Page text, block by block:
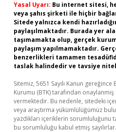
Yasal Uyarı: Bu internet sitesi,
veya şahıs şirketi ile hiçbir
Sitede yalnızca kendi
paylaşılmaktadır. Burada yer
taşımamakta olup, gerçek
paylaşım yapılmamaktadır.
benzerlikleri tamamen
taslak halindedir ve tavsiye
Sitemiz, 5651 Sayılı Kanun
Kurumu (BTK) tarafından
vermektedir. Bu nedenle, sitedeki
veya araştırma yükümlülüğümüz
yazdıkları içeriklerin sorumluluğunu
bu sorumluluğu kabul etmiş sayılırlar.